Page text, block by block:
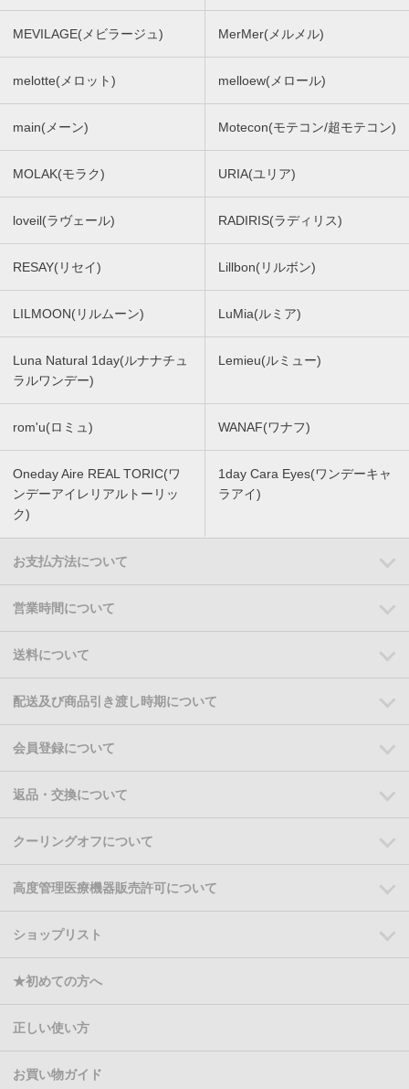
MEVILAGE(メビラージュ) MerMer(メルメル)
melotte(メロット) melloew(メロール)
main(メーン) Motecon(モテコン/超モテコン)
MOLAK(モラク) URIA(ユリア)
loveil(ラヴェール) RADIRIS(ラディリス)
RESAY(リセイ) Lillbon(リルボン)
LILMOON(リルムーン) LuMia(ルミア)
Luna Natural 1day(ルナナチュ
ラルワンデー)
Lemieu(ルミュー)
rom'u(ロミュ) WANAF(ワナフ)
Oneday Aire REAL TORIC(ワ
ンデーアイレリアルトーリッ
ク)
1day Cara Eyes(ワンデーキャ
ラアイ)
お支払方法について
営業時間について
送料について
配送及び商品引き渡し時期について
会員登録について
返品・交換について
クーリングオフについて
高度管理医療機器販売許可について
ショップリスト
★初めての方へ
正しい使い方
お買い物ガイド